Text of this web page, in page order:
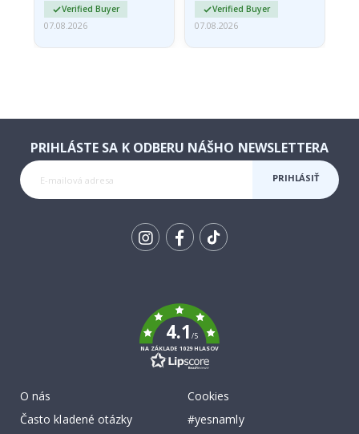
Verified Buyer
07.08.2026
Verified Buyer
07.08.2026
PRIHLÁSTE SA K ODBERU NÁŠHO NEWSLETTERA
PRIHLÁSIŤ
4.1/5
NA ZÁKLADE 1029 HLASOV
O nás
Často kladené otázky
Cookies
#yesnamly